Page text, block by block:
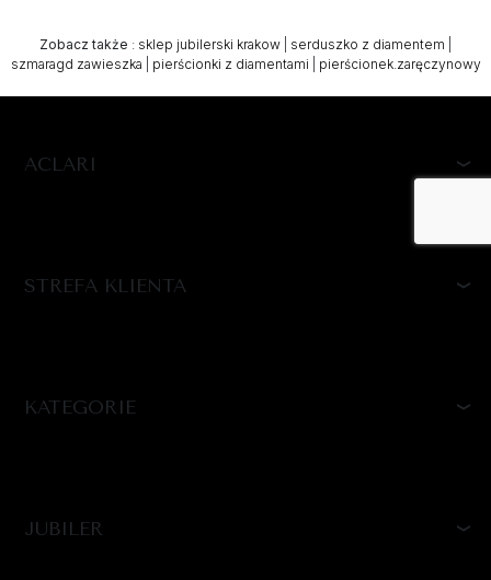
Zobacz także : sklep jubilerski krakow serduszko z diamentem
szmaragd zawieszka
pierścionki z diamentami pierścionek.zaręczynowy
ACLARI
STREFA KLIENTA
KATEGORIE
JUBILER